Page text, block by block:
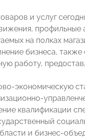
и услуг
профильные
на полках
бизнеса, также
работу,
экономическую
квалификации
и бизнес-